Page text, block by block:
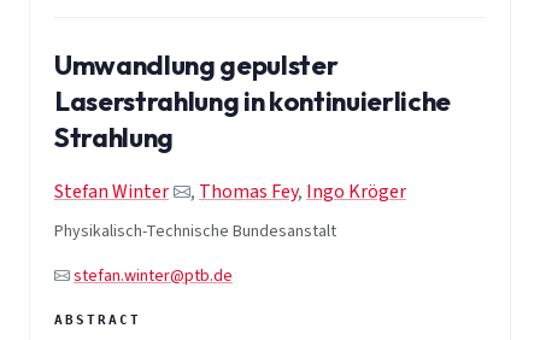
Umwandlung gepulster
Laserstrahlung in kontinuierliche
Strahlung
Stefan Winter , Thomas Fey, Ingo Kröger
Physikalisch-Technische Bundesanstalt
stefan.winter@ptb.de